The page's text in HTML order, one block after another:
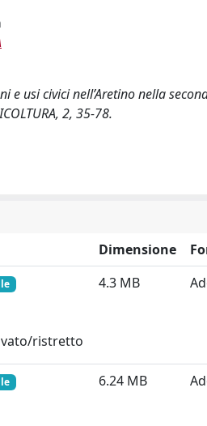
e usi civici nell’Aretino nella
2, 35-78.
Dimensione
ristretto
4.3 MB
6.24 MB